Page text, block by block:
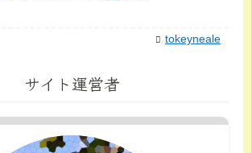
tokeyneale
サイト運営者